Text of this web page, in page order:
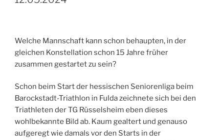
Welche Mannschaft kann schon behaupten, in der
gleichen Konstellation schon 15 Jahre früher
zusammen gestartet zu sein?
Schon beim Start der hessischen Seniorenliga beim
Barockstadt-Triathlon in Fulda zeichnete sich bei den
Triathleten der TG Rüsselsheim eben dieses
wohlbekannte Bild ab. Kaum gealtert und genauso
aufgeregt wie damals vor den Starts in der